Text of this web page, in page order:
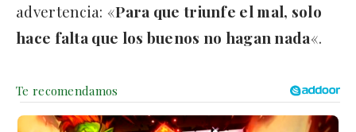
advertencia: «Para que triunfe el mal, solo
hace falta que los buenos no hagan nada«.